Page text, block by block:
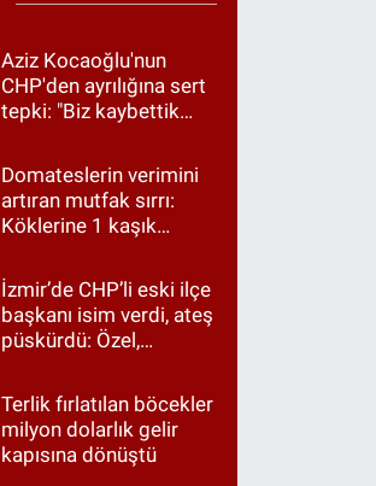
Aziz Kocaoğlu'nun
CHP'den ayrılığına sert
tepki: "Biz kaybettik
etmedik"
Domateslerin verimini
artıran mutfak sırrı:
Köklerine 1 kaşık
İzmir’de CHP’li eski ilçe
başkanı isim verdi, ateş
püskürdü: Özel,
Terlik fırlatılan böcekler
milyon dolarlık gelir
kapısına dönüştü